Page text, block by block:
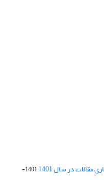
در سال 1401
1401-